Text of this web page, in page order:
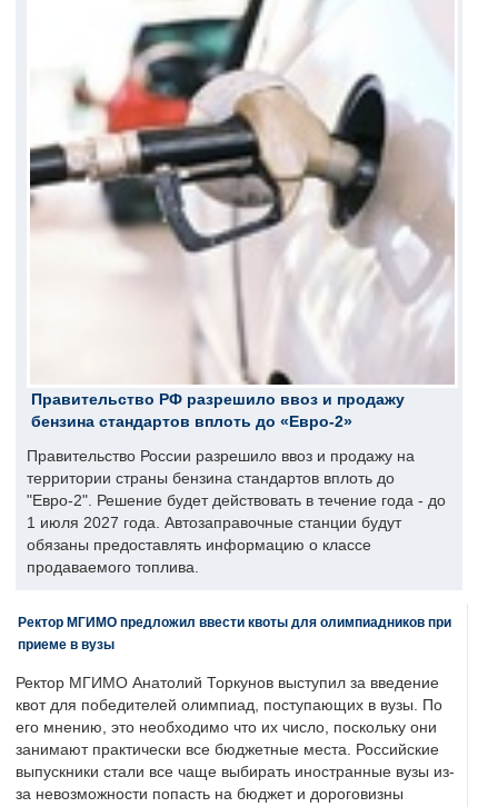
Правительство РФ разрешило ввоз и продажу
бензина стандартов вплоть до «Евро-2»
Правительство России разрешило ввоз и продажу на
территории страны бензина стандартов вплоть до
"Евро-2". Решение будет действовать в течение года - до
1 июля 2027 года. Автозаправочные станции будут
обязаны предоставлять информацию о классе
продаваемого топлива.
Ректор МГИМО предложил ввести квоты для олимпиадников при
приеме в вузы
Ректор МГИМО Анатолий Торкунов выступил за введение
квот для победителей олимпиад, поступающих в вузы. По
его мнению, это необходимо что их число, поскольку они
занимают практически все бюджетные места. Российские
выпускники стали все чаще выбирать иностранные вузы из-
за невозможности попасть на бюджет и дороговизны